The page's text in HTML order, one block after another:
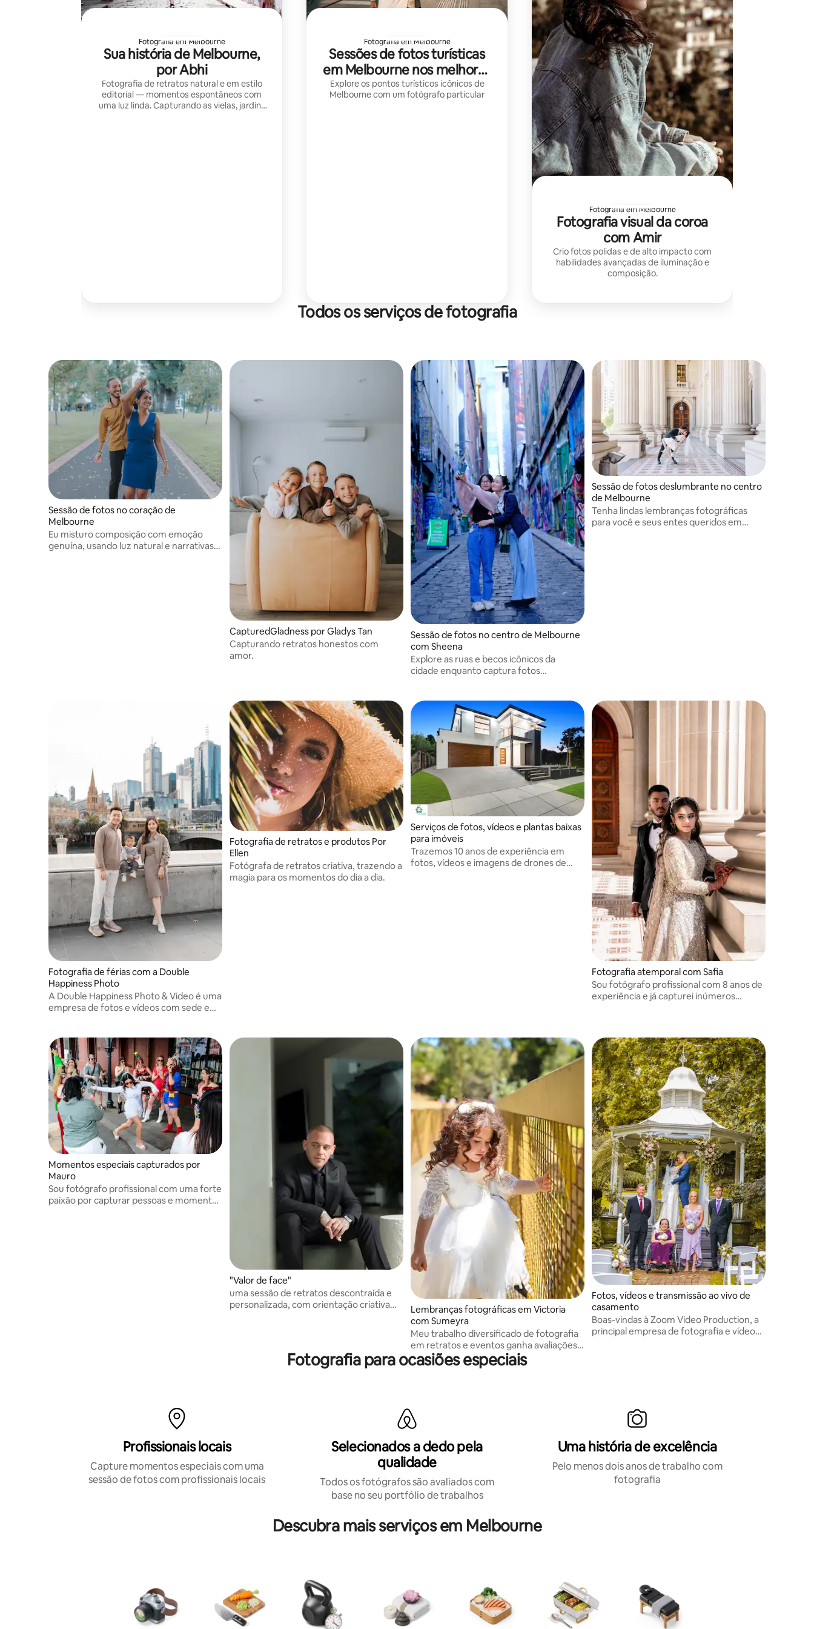
Fotografia em Melbourne
Sua história de Melbourne,
por Abhi
Fotografia de retratos natural e em estilo
editorial — momentos espontâneos com
uma luz linda. Capturando as vielas, jardins
Fotografia em Melbourne
Sessões de fotos turísticas
em Melbourne nos melhores
lugares com Olga
Explore os pontos turísticos icônicos de
Melbourne com um fotógrafo particular
Fotografia em Melbourne
Fotografia visual da coroa
com Amir
Crio fotos polidas e de alto impacto com
habilidades avançadas de iluminação e
composição.
Todos os serviços de fotografia
Sessão de fotos no coração de
Melbourne
Eu misturo composição com emoção
genuína, usando luz natural e narrativas
CapturedGladness por Gladys Tan
Capturando retratos honestos com
amor.
Sessão de fotos no centro de Melbourne
com Sheena
Explore as ruas e becos icônicos da
cidade enquanto captura fotos
Sessão de fotos deslumbrante no centro
de Melbourne
Tenha lindas lembranças fotográficas
para você e seus entes queridos em
Fotografia de férias com a Double
Happiness Photo
A Double Happiness Photo & Video é uma
empresa de fotos e vídeos com sede em
casamentos, pré-casamentos, eventos,
formaturas e fotos de família.
Fotografia de retratos e produtos Por
Ellen
Fotógrafa de retratos criativa, trazendo a
magia para os momentos do dia a dia.
Serviços de fotos, vídeos e plantas baixas
para imóveis
Trazemos 10 anos de experiência em
fotos, vídeos e imagens de drones de
Fotografia atemporal com Safia
Sou fotógrafo profissional com 8 anos de
experiência e já capturei inúmeros
Momentos especiais capturados por
Mauro
Sou fotógrafo profissional com uma forte
paixão por capturar pessoas e momentos
"Valor de face"
uma sessão de retratos descontraída e
personalizada, com orientação criativa
Lembranças fotográficas em Victoria
com Sumeyra
Meu trabalho diversificado de fotografia
em retratos e eventos ganha avaliações
de 5 estrelas em Melbourne.
Fotos, vídeos e transmissão ao vivo de
casamento
Boas-vindas à Zoom Video Production, a
principal empresa de fotografia e vídeo
Fotografia para ocasiões especiais
Profissionais locais
Capture momentos especiais com uma
sessão de fotos com profissionais locais
Selecionados a dedo pela
qualidade
Todos os fotógrafos são avaliados com
base no seu portfólio de trabalhos
Uma história de excelência
Pelo menos dois anos de trabalho com
fotografia
Descubra mais serviços em Melbourne